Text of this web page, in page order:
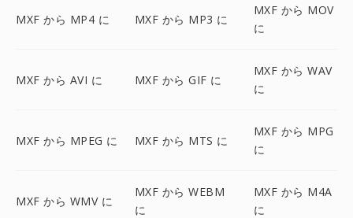
MXF から MP4 に MXF から MP3 に
MXF から MOV
に
MXF から AVI に MXF から GIF に
MXF から WAV
に
MXF から MPEG に MXF から MTS に
MXF から MPG
に
MXF から WMV に
MXF から WEBM
に
MXF から M4A
に